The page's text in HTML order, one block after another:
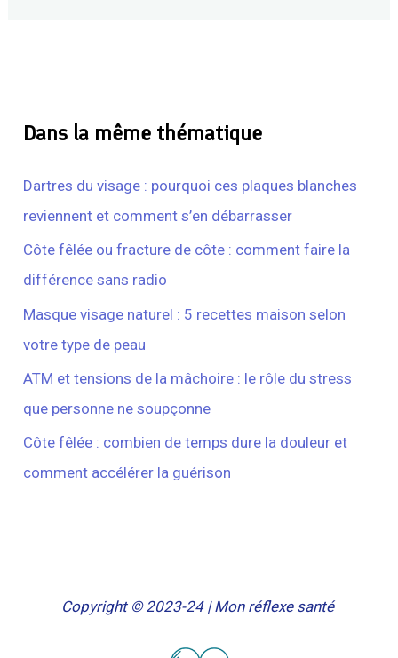
Dans la même thématique
Dartres du visage : pourquoi ces plaques blanches
reviennent et comment s’en débarrasser
Côte fêlée ou fracture de côte : comment faire la
différence sans radio
Masque visage naturel : 5 recettes maison selon
votre type de peau
ATM et tensions de la mâchoire : le rôle du stress
que personne ne soupçonne
Côte fêlée : combien de temps dure la douleur et
comment accélérer la guérison
Copyright © 2023-24 | Mon réflexe santé